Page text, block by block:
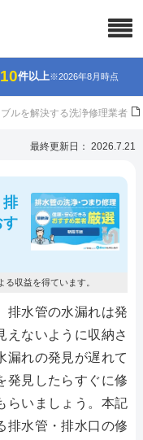
件以上※2026年8月時点
ルを解決する洗浄修理業者
最終更新日： 2026.7.21
す
収益を得ています。
排水管の水漏れは発
えないように収納さ
漏れの発見が遅れて
発見したらすぐに修
らいましょう。本記
排水管・排水口の修